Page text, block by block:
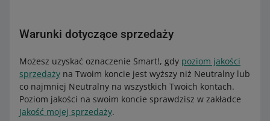
Warunki dotyczące sprzedaży
Możesz uzyskać oznaczenie Smart!, gdy poziom jakości
sprzedaży na Twoim koncie jest wyższy niż Neutralny lub
co najmniej Neutralny na wszystkich Twoich kontach.
Poziom jakości na swoim koncie sprawdzisz w zakładce
Jakość mojej sprzedaży.